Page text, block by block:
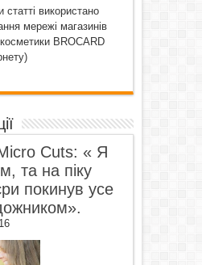
статті використано
мережі магазинів
BROCARD
Cuts: « Я
та на піку
покинув усе